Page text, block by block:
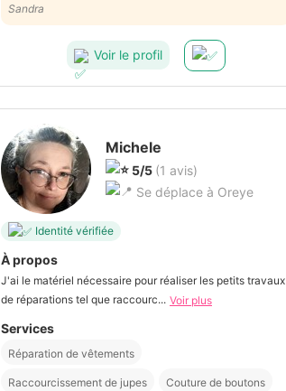
disponibilité... Quel plaisir que de travailler avec Muriel.
Je la recommande les yeux fermés.
Sandra
Voir le profil
Michele
5/5 (1 avis)
Se déplace à Oreye
Identité vérifiée
À propos
J'ai le matériel nécessaire pour réaliser les petits travaux
de réparations tel que raccourc... Voir plus
Services
Réparation de vêtements
Raccourcissement de jupes Couture de boutons